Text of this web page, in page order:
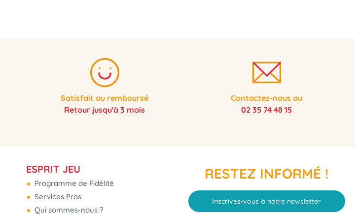
Satisfait ou remboursé
Retour jusqu'à 3 mois
Contactez-nous au
02 35 74 48 15
ESPRIT JEU
Programme de Fidélité
Services Pros
Qui sommes-nous ?
RESTEZ INFORMÉ !
Inscrivez-vous à notre newsletter